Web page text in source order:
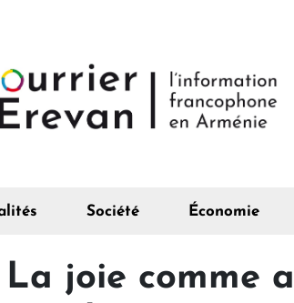
Société Économie
joie comme